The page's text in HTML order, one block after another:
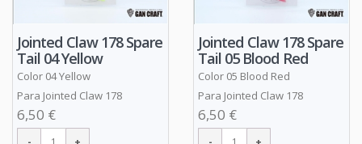
Jointed Claw 178 Spare
Tail 04 Yellow
Color 04 Yellow
Para Jointed Claw 178
6,50 €
Jointed Claw 178 Spare
Tail 05 Blood Red
Color 05 Blood Red
Para Jointed Claw 178
6,50 €